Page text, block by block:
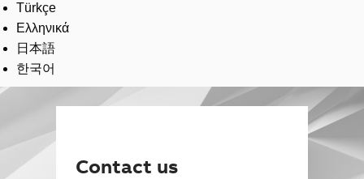
Türkçe
Ελληνικά
日本語
한국어
Contact us